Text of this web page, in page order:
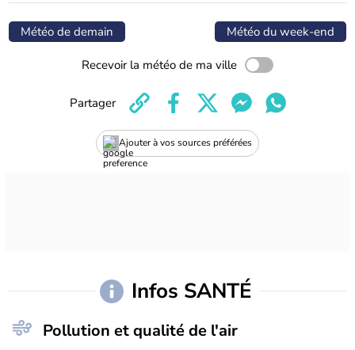
Météo de demain Météo du week-end
Recevoir la météo de ma ville
Ajouter à vos sources préférées
Partager
Infos SANTÉ
Pollution et qualité de l'air